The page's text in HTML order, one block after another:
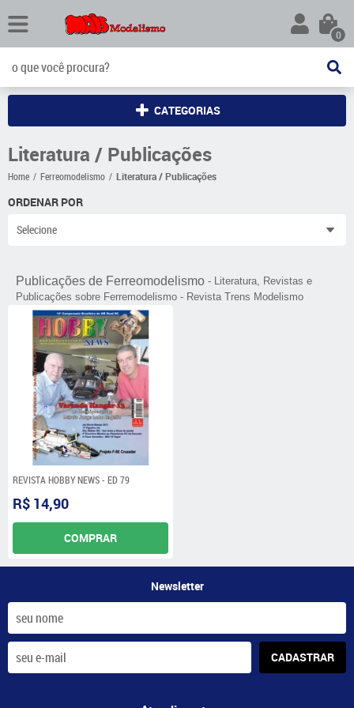
0
CATEGORIAS
Literatura / Publicações
Home Ferreomodelismo Literatura / Publicações
ORDENAR POR
Selecione
Publicações de Ferreomodelismo - Literatura, Revistas e
Publicações sobre Ferremodelismo - Revista Trens Modelismo
REVISTA HOBBY NEWS - ED 79
R$ 14,90
COMPRAR
Newsletter
CADASTRAR